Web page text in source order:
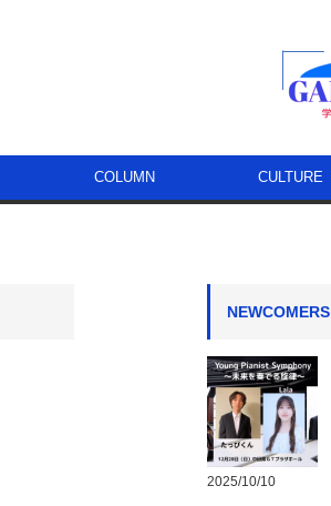
COLUMN CULTURE
NEWCOMERS
2025/10/10